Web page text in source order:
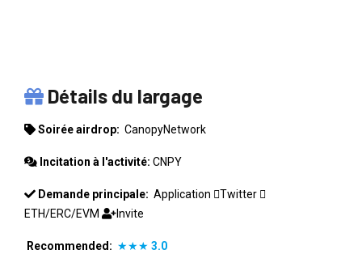
Détails du largage
Soirée airdrop: CanopyNetwork
Incitation à l'activité: CNPY
Demande principale: Application
Twitter
ETH/ERC/EVM
Invite
Recommended: ★★★ 3.0